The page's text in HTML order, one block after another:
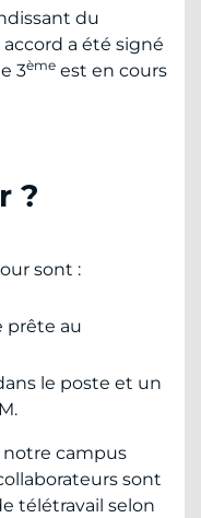
du
accord a été signé
3ème est en cours
?
sont :
prête au
le poste et un
campus
sont
télétravail selon